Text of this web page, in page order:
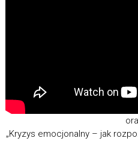
„Kryzys emocjonalny – jak